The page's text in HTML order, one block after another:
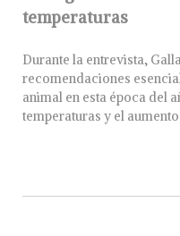
temperaturas
Durante la entrevista,
recomendaciones
animal en esta época del
temperaturas y el